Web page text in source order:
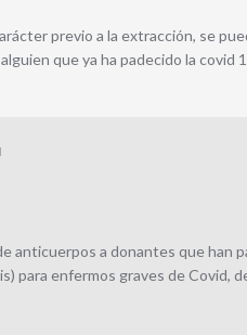
previo a la extracción, se
que ya ha padecido la covid
anticuerpos a donantes que han
para enfermos graves de Covid,